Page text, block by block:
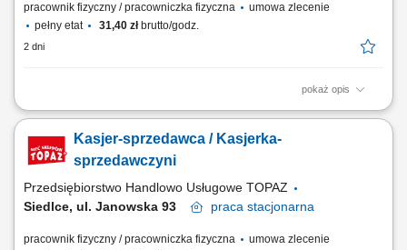
pracownik fizyczny / pracowniczka fizyczna
umowa zlecenie
pełny etat
31,40 złbrutto/godz.
2 dni
pokaż opis
Twoje główne zadania: zapewnienie profesjonalnej obsługi Klientów
właściwą ekspozycję produktów monitorowanie terminów przydatności
do spożycia
Kasjer-sprzedawca / Kasjerka-
sprzedawczyni
Przedsiębiorstwo Handlowo Usługowe TOPAZ
Siedlce, ul. Janowska 93
praca stacjonarna
pracownik fizyczny / pracowniczka fizyczna
umowa zlecenie